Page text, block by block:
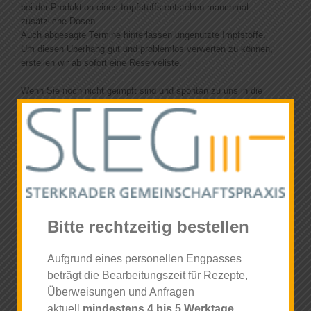
News
bei der Produktion eines Impfstoffs entstehen manchmal
zusätzliche Dosen.
Auch abgesagte Termine hinterlassen ungenutzte Impfstoffe.
Um diesen Überhang gut und problemlos verwerten zu können,
erstellen wir ab sofort eine Reserveliste.
Wenn Sie noch nicht geimpft sind und spontan zu uns in die
Praxis kommen können, dürfen Sie uns gerne per Mail an
info@steg-praxis.de Ihren Impfstoffwunsch und eine
Telefonnummer mitteilen, unter der wie Sie erreichen können.
Wichtig ist: Dies ist KEINE Warteliste!
Wenn Sie die Möglichkeit haben, woanders einen definierten
Impftermin zu vereinbaren, nehmen Sie diesen bitte wahr.
Bitte rechtzeitig bestellen
Aufgrund eines personellen Engpasses
beträgt die Bearbeitungszeit für Rezepte,
Überweisungen und Anfragen